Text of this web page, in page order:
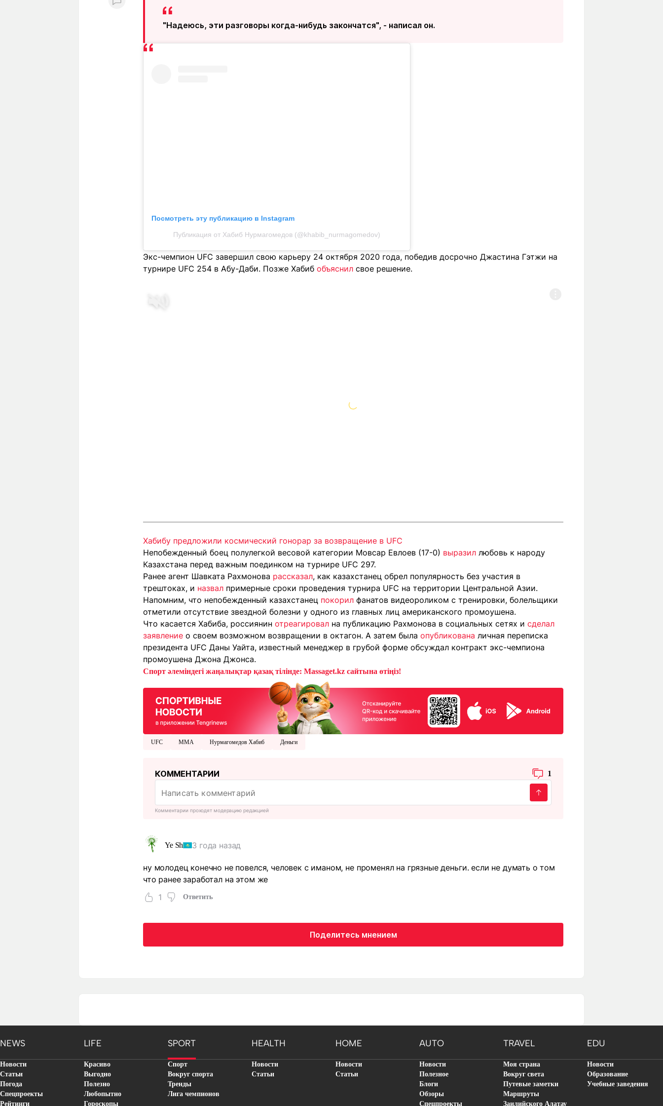
"Надеюсь, эти разговоры когда-нибудь закончатся", - написал он.
Посмотреть эту публикацию в Instagram
Публикация от Хабиб Нурмагомедов (@khabib_nurmagomedov)
Экс-чемпион UFC завершил свою карьеру 24 октября 2020 года, победив досрочно Джастина Гэтжи на
турнире UFC 254 в Абу-Даби. Позже Хабиб объяснил свое решение.
Хабибу предложили космический гонорар за возвращение в UFC
Непобежденный боец полулегкой весовой категории Мовсар Евлоев (17-0) выразил любовь к народу
Казахстана перед важным поединком на турнире UFC 297.
Ранее агент Шавката Рахмонова рассказал, как казахстанец обрел популярность без участия в
трештоках, и назвал примерные сроки проведения турнира UFC на территории Центральной Азии.
Напомним, что непобежденный казахстанец покорил фанатов видеороликом с тренировки, болельщики
отметили отсутствие звездной болезни у одного из главных лиц американского промоушена.
Что касается Хабиба, россиянин отреагировал на публикацию Рахмонова в социальных сетях и сделал
заявление о своем возможном возвращении в октагон. А затем была опубликована личная переписка
президента UFC Даны Уайта, известный менеджер в грубой форме обсуждал контракт экс-чемпиона
промоушена Джона Джонса.
Спорт әлеміндегі жаңалықтар қазақ тілінде: Massaget.kz сайтына өтіңіз!
UFC ММА Нурмагомедов Хабиб Деньги
КОММЕНТАРИИ 1
Комментарии проходят модерацию редакцией
Ye Sh 3 года назад
ну молодец конечно не повелся, человек с иманом, не променял на грязные деньги. если не думать о том
что ранее заработал на этом же
1
Ответить
Поделитесь мнением
NEWS LIFE SPORT HEALTH HOME AUTO TRAVEL EDU
Новости
Статьи
Погода
Спецпроекты
Рейтинги
Красиво
Выгодно
Полезно
Любопытно
Гороскопы
Спорт
Вокруг спорта
Тренды
Лига чемпионов
Новости
Статьи
Новости
Статьи
Новости
Полезное
Блоги
Обзоры
Спецпроекты
Моя страна
Вокруг света
Путевые заметки
Маршруты
Заилийского Алатау
Новости
Образование
Учебные заведения